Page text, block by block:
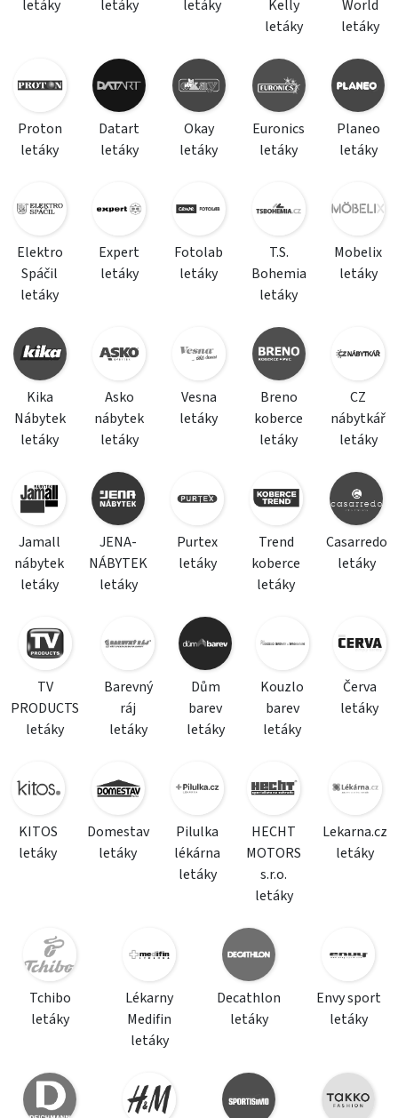
letáky
letáky
letáky
Kelly
letáky
World
letáky
Proton
letáky
Datart
letáky
Okay
letáky
Euronics
letáky
Planeo
letáky
Elektro
Spáčil
letáky
Expert
letáky
Fotolab
letáky
T.S.
Bohemia
letáky
Mobelix
letáky
Kika
Nábytek
letáky
Asko
nábytek
letáky
Vesna
letáky
Breno
koberce
letáky
CZ
nábytkář
letáky
Jamall
nábytek
letáky
JENA-
NÁBYTEK
letáky
Purtex
letáky
Trend
koberce
letáky
Casarredo
letáky
TV
PRODUCTS
letáky
Barevný
ráj
letáky
Dům
barev
letáky
Kouzlo
barev
letáky
Červa
letáky
KITOS
letáky
Domestav
letáky
Pilulka
lékárna
letáky
HECHT
MOTORS
s.r.o.
letáky
Lekarna.cz
letáky
Tchibo
letáky
Lékarny
Medifin
letáky
Decathlon
letáky
Envy sport
letáky